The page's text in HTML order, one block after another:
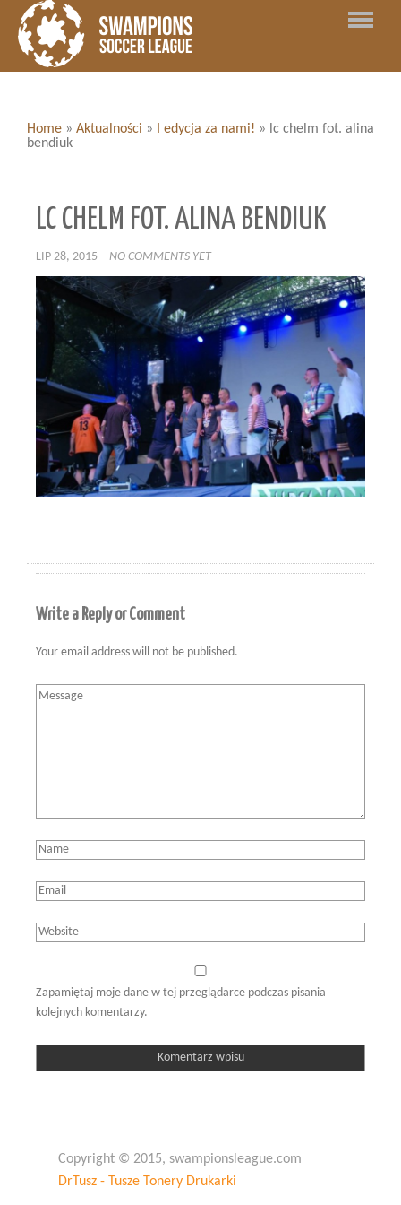
Home » Aktualności » I edycja za nami! » lc chelm fot. alina
bendiuk
LC CHELM FOT. ALINA BENDIUK
LIP 28, 2015 NO COMMENTS YET
Write a Reply or Comment
Your email address will not be published.
Zapamiętaj moje dane w tej przeglądarce podczas pisania
kolejnych komentarzy.
Copyright © 2015, swampionsleague.com
DrTusz - Tusze Tonery Drukarki